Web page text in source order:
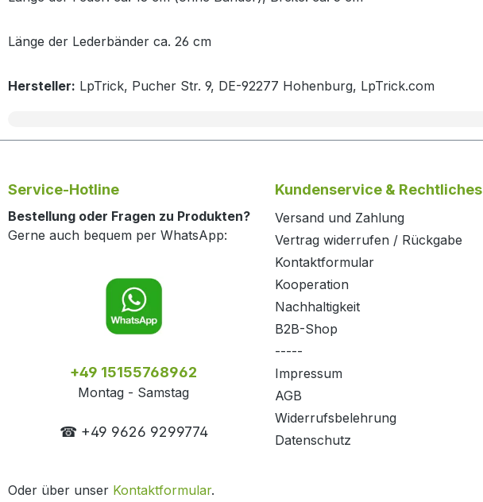
Länge der Lederbänder ca. 26 cm
Hersteller: LpTrick, Pucher Str. 9, DE-92277 Hohenburg, LpTrick.com
Service-Hotline
Bestellung oder Fragen zu Produkten?
Gerne auch bequem per WhatsApp:
+49 15155768962
Montag - Samstag
☎ +49 9626 9299774
Oder über unser Kontaktformular.
Kundenservice & Rechtliches
Versand und Zahlung
Vertrag widerrufen / Rückgabe
Kontaktformular
Kooperation
Nachhaltigkeit
B2B-Shop
-----
Impressum
AGB
Widerrufsbelehrung
Datenschutz